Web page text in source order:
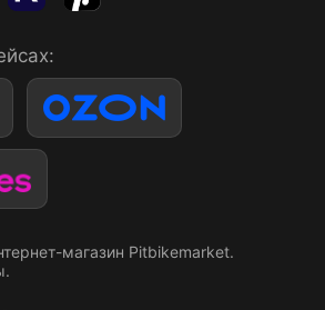
магазин Pitbikemarket.